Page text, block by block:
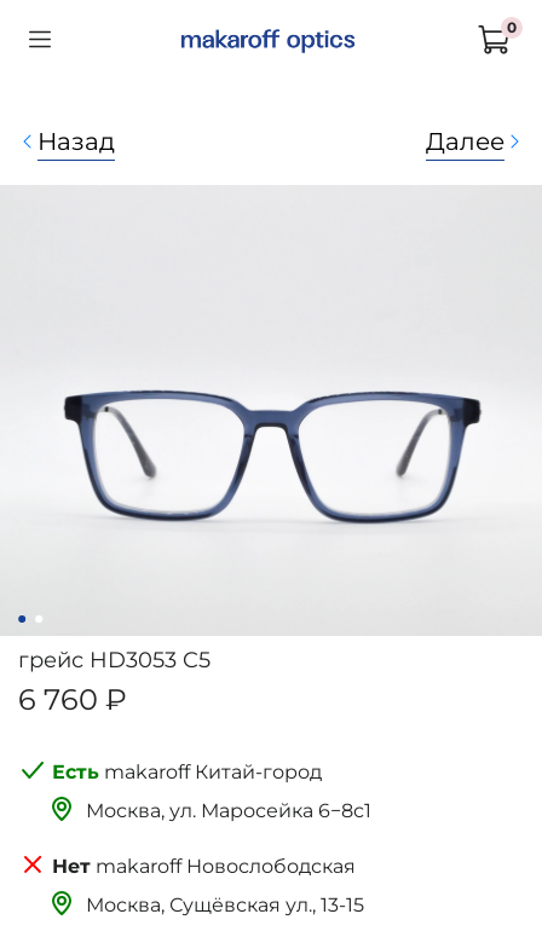
0
Назад Далее
грейс HD3053 C5
6 760 ₽
makaroff Китай-город
Москва, ‌‌‌‌ул. Маросейка 6−8с1
makaroff Новослободская
Москва, Сущёвская ул., 13-15